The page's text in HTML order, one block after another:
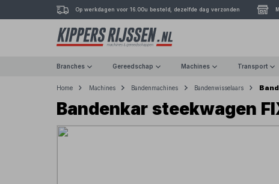
Op werkdagen voor 16.00u besteld, dezelfde dag verzonden
Branches Gereedschap Machines Transport
Home Machines Bandenmachines Bandenwisselaars
Bandenkar steekwagen